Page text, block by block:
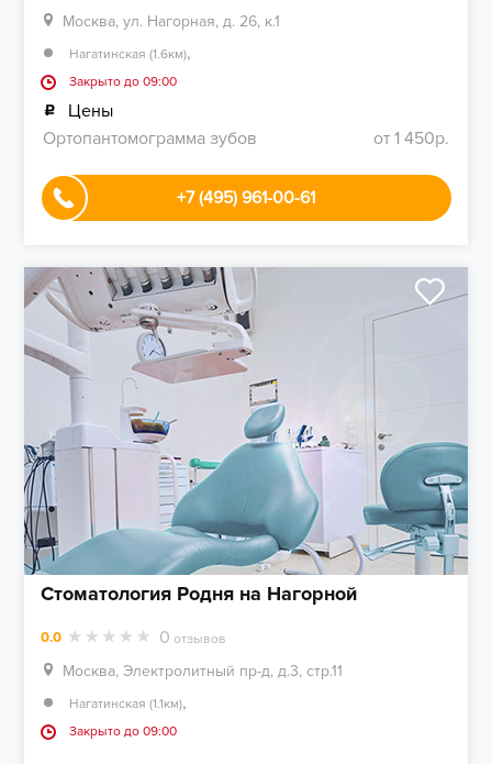
Москва, ул. Нагорная, д. 26, к.1
Нагатинская (1.6км),
Закрыто до 09:00
Цены
Ортопантомограмма зубов
от 1 450р.
+7 (495) 961-00-61
Стоматология Родня на Нагорной
0.0 0 отзывов
Москва, Электролитный пр-д, д.3, стр.11
Нагатинская (1.1км),
Закрыто до 09:00